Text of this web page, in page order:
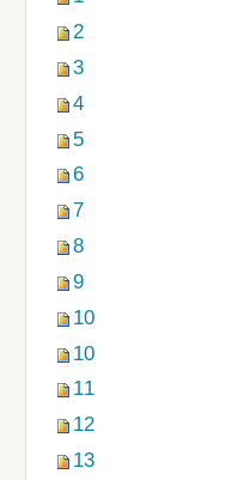
2
3
4
5
6
7
8
9
10
10
11
12
13